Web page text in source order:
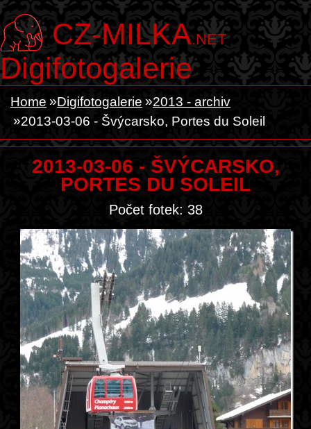
CZ-MILKA.NET
Digifotogalerie
Home Digifotogalerie
2013 - archiv
2013-03-06 - Švýcarsko, Portes du Soleil
2013-03-06 - ŠVÝCARSKO,
PORTES DU SOLEIL
Počet fotek: 38